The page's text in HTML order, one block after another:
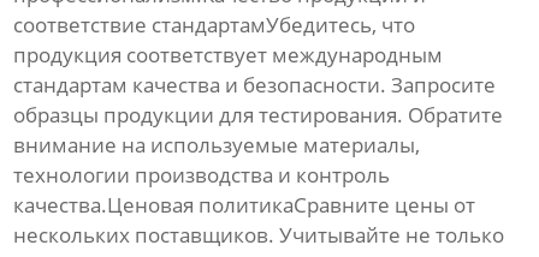
соответствие стандартамУбедитесь, что
продукция соответствует международным
стандартам качества и безопасности. Запросите
образцы продукции для тестирования. Обратите
внимание на используемые материалы,
технологии производства и контроль
качества.Ценовая политикаСравните цены от
нескольких поставщиков. Учитывайте не только